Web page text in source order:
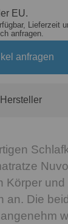
EU.
Lieferzeit
anfragen.
anfragen
Hersteller
Körper und
an. Die